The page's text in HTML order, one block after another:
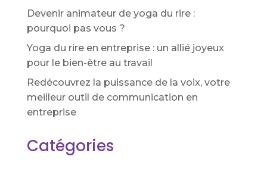
Devenir animateur de yoga du rire :
pourquoi pas vous ?
Yoga du rire en entreprise : un allié joyeux
pour le bien-être au travail
Redécouvrez la puissance de la voix, votre
meilleur outil de communication en
entreprise
Catégories